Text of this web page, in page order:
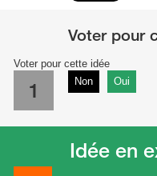
Voter pour cette idée
1 Non Oui
Idée en